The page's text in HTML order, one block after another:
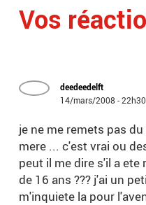
Vos
deedeedelft
14/mars/2008 - 22h30
je ne me remets pas
mere ... c'est vrai ou
peut il me dire s'il a ete
de 16 ans ??? j'ai un
m'inquiete la pour